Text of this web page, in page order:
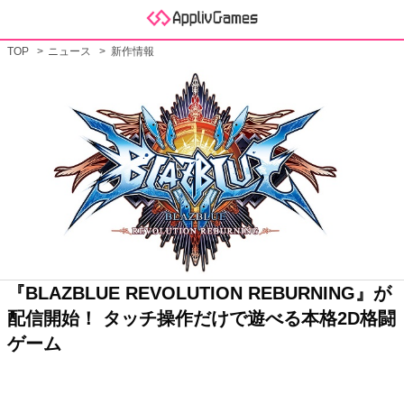
TOP ニュース 新作情報
『BLAZBLUE REVOLUTION REBURNING』が
配信開始！ タッチ操作だけで遊べる本格2D格闘
ゲーム